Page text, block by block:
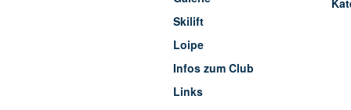
Skilift
Loipe
Infos zum Club
Links